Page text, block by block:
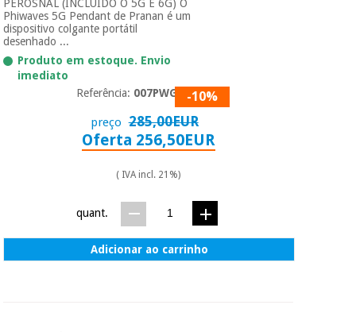
PEROSNAL (INCLUÍDO O 5G E 6G) O
Phiwaves 5G Pendant de Pranan é um
dispositivo colgante portátil
desenhado ...
Produto em estoque. Envio
imediato
Referência: 007PWG5G-10%
preço 285,00EUR
Oferta 256,50EUR
( IVA incl. 21%)
quant.
Adicionar ao carrinho